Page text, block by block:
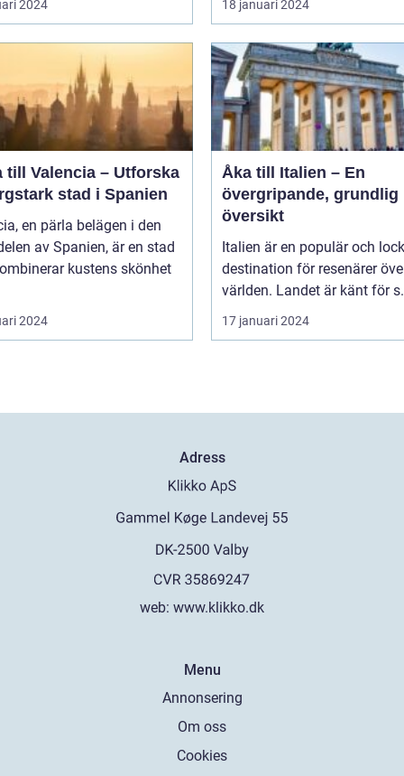
2024 18 januari 2024
till Valencia – Utforska
stad i Spanien
en pärla belägen i den
av Spanien, är en stad
kustens skönhet
2024
Åka till Italien – En
övergripande, grundlig
översikt
Italien är en populär och
destination för resenärer
världen. Landet är känt för
17 januari 2024
Adress
web: www.klikko.dk
Menu
Annonsering
Om oss
Cookies